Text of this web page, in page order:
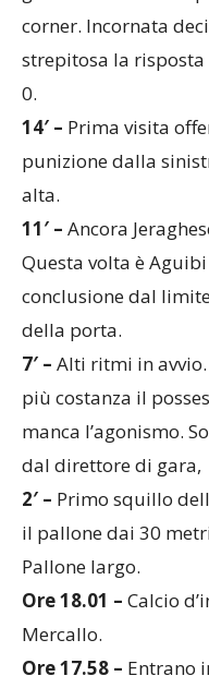
strepitosa la risposta
0.
14′ –
punizione dalla
alta.
11′ –
Questa volta è
conclusione dal
della porta.
7′ –Alti ritmi in avvio.
più costanza il
manca l’agonismo.
dal direttore di gara,
2′ – Primo squillo
il pallone dai 30
Pallone largo.
Ore 18.01 –Calcio
Mercallo.
Ore 17.58 –
Jeraghese in